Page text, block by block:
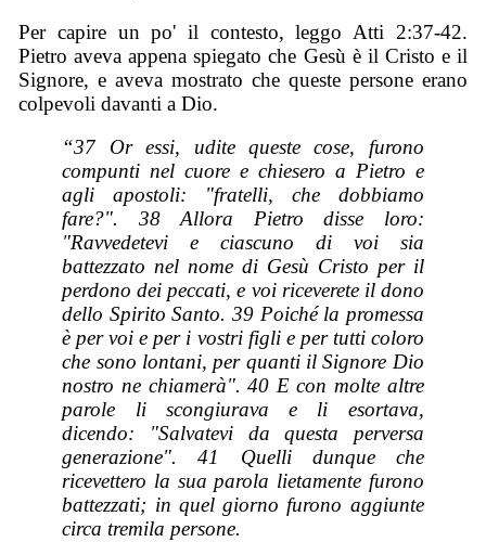
Per capire un po' il contesto, leggo Atti 2:37-42.
Pietro aveva appena spiegato che Gesù è il Cristo e il
Signore, e aveva mostrato che queste persone erano
colpevoli davanti a Dio.
“37 Or essi, udite queste cose, furono
compunti nel cuore e chiesero a Pietro e
agli apostoli: "fratelli, che dobbiamo
fare?". 38 Allora Pietro disse loro:
"Ravvedetevi e ciascuno di voi sia
battezzato nel nome di Gesù Cristo per il
perdono dei peccati, e voi riceverete il dono
dello Spirito Santo. 39 Poiché la promessa
è per voi e per i vostri figli e per tutti coloro
che sono lontani, per quanti il Signore Dio
nostro ne chiamerà". 40 E con molte altre
parole li scongiurava e li esortava,
dicendo: "Salvatevi da questa perversa
generazione". 41 Quelli dunque che
ricevettero la sua parola lietamente furono
battezzati; in quel giorno furono aggiunte
circa tremila persone.